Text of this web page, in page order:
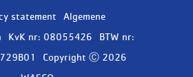
statement
Algemene
KvK nr: 08055426
BTW nr:
Copyright Ⓒ 2026